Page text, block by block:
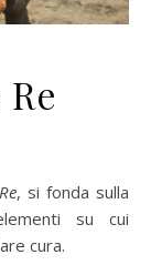
, si fonda sulla
su cui
cura.